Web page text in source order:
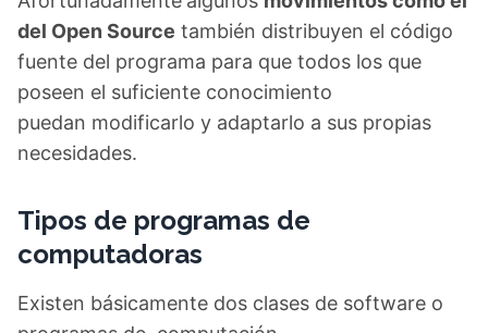
del Open Source
también distribuyen el código
fuente del programa para que todos los que
poseen el suficiente conocimiento
puedan modificarlo y adaptarlo a sus propias
necesidades.
Tipos de programas de
computadoras
Existen básicamente dos clases de software o
programas de computación